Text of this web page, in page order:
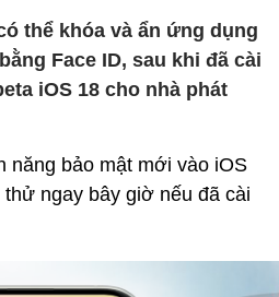
thể khóa và ẩn ứng dụng
Face ID, sau khi đã cài
iOS 18 cho nhà phát
năng bảo mật mới vào iOS
ngay bây giờ nếu đã cài